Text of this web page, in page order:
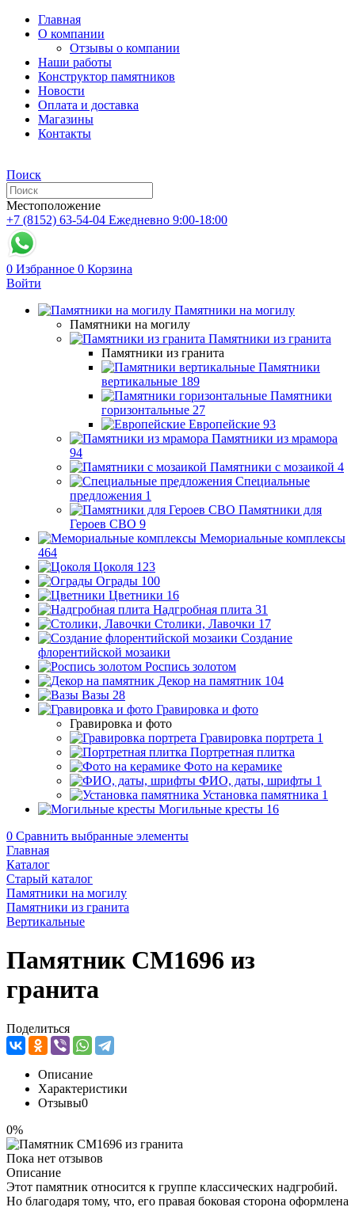
Главная
О компании
Отзывы о компании
Наши работы
Конструктор памятников
Новости
Оплата и доставка
Магазины
Контакты
Поиск
Местоположение
+7 (8152) 63-54-04 Ежедневно 9:00-18:00
0 Избранное 0 Корзина
Войти
Памятники на могилу
Памятники на могилу
Памятники из гранита
Памятники из гранита
Памятники
вертикальные 189
Памятники
горизонтальные 27
Европейские 93
Памятники из мрамора
94
Памятники с мозаикой 4
Специальные
предложения 1
Памятники для
Героев СВО 9
Мемориальные комплексы
464
Цоколя 123
Ограды 100
Цветники 16
Надгробная плита 31
Столики, Лавочки 17
Создание
флорентийской мозаики
Роспись золотом
Декор на памятник 104
Вазы 28
Гравировка и фото
Гравировка и фото
Гравировка портрета 1
Портретная плитка
Фото на керамике
ФИО, даты, шрифты 1
Установка памятника 1
Могильные кресты 16
0 Сравнить выбранные элементы
Главная
Каталог
Старый каталог
Памятники на могилу
Памятники из гранита
Вертикальные
Памятник CM1696 из
гранита
Поделиться
Описание
Характеристики
Отзывы0
0%
Пока нет отзывов
Описание
Этот памятник относится к группе классических надгробий.
Но благодаря тому, что, его правая боковая сторона оформлена